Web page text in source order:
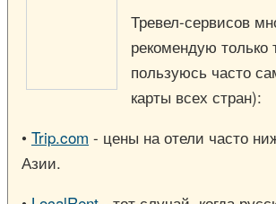
Тревел-сервисов
рекомендую только
пользуюсь часто
карты всех стран):
• Trip.com - цены на отели часто
Азии.